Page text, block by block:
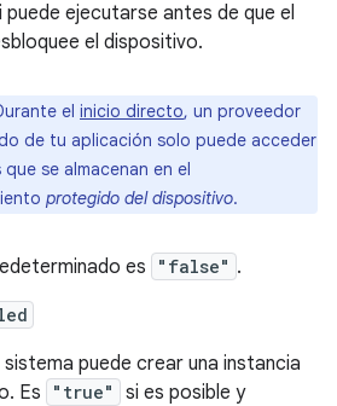
puede ejecutarse antes de que el
el dispositivo.
el inicio directo, un proveedor
de tu aplicación solo puede acceder
se almacenan en el
protegido del dispositivo.
es "false" .
sistema puede crear una instancia
Es
"true" si es posible y